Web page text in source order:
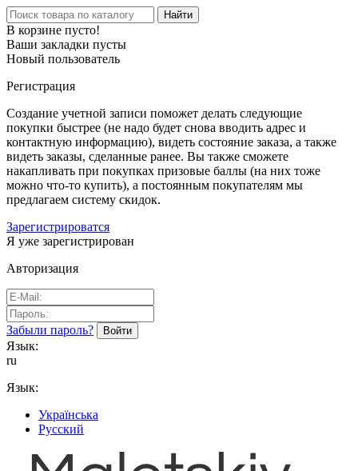
Найти
В корзине пусто!
Ваши закладки пусты
Новый пользователь
Регистрация
Создание учетной записи поможет делать следующие
покупки быстрее (не надо будет снова вводить адрес и
контактную информацию), видеть состояние заказа, а также
видеть заказы, сделанные ранее. Вы также сможете
накапливать при покупках призовые баллы (на них тоже
можно что-то купить), а постоянным покупателям мы
предлагаем систему скидок.
Зарегистрироватся
Я уже зарегистрирован
Авторизация
Забыли пароль?
Язык:
ru
Язык:
Українська
Русский